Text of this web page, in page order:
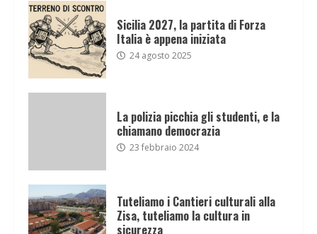
Sicilia 2027, la partita di Forza
Italia è appena iniziata
24 agosto 2025
La polizia picchia gli studenti, e la
chiamano democrazia
23 febbraio 2024
Tuteliamo i Cantieri culturali alla
Zisa, tuteliamo la cultura in
sicurezza